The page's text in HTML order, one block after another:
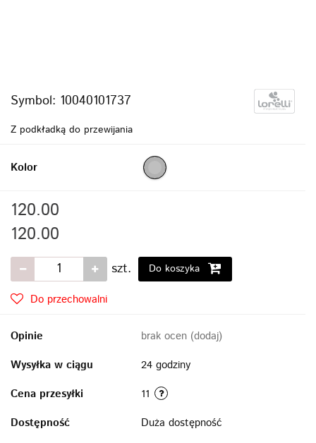
Symbol: 10040101737
Z podkładką do przewijania
Kolor
120.00
120.00
szt. Do koszyka
Do przechowalni
Opinie brak ocen (dodaj)
Wysyłka w ciągu
24 godziny
Cena przesyłki
11
Dostępność
Duża dostępność